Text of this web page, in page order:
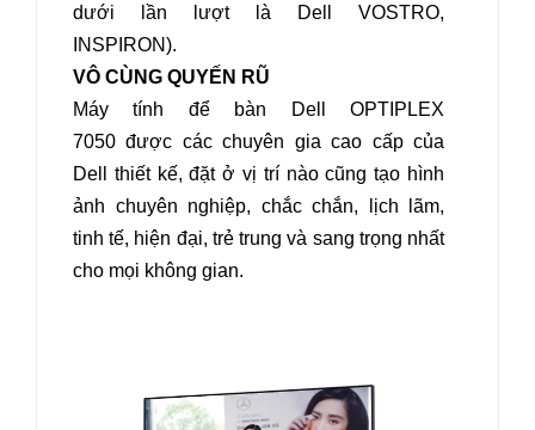
dưới lần lượt là Dell VOSTRO,
INSPIRON).
VÔ CÙNG QUYẾN RŨ
Máy tính để bàn Dell OPTIPLEX
7050 được các chuyên gia cao cấp của
Dell thiết kế, đặt ở vị trí nào cũng tạo hình
ảnh chuyên nghiệp, chắc chắn, lịch lãm,
tinh tế, hiện đại, trẻ trung và sang trọng nhất
cho mọi không gian.